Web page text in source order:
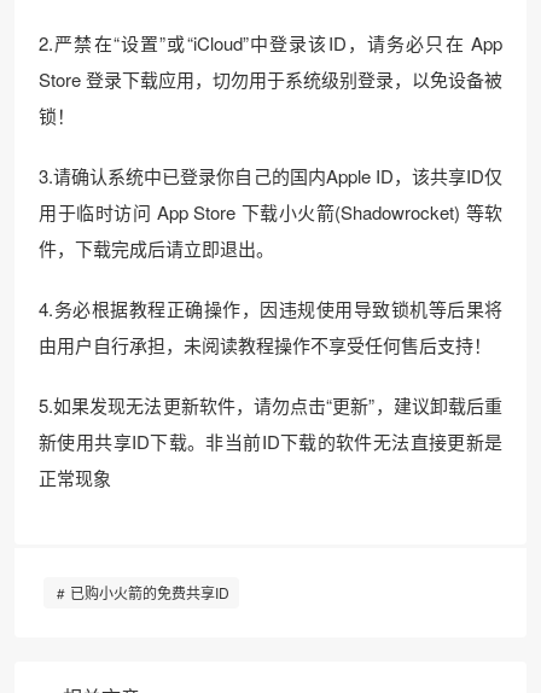
2.严禁在“设置”或“iCloud”中登录该ID，请务必只在 App
Store 登录下载应用，切勿用于系统级别登录，以免设备被
锁！
3.请确认系统中已登录你自己的国内Apple ID，该共享ID仅
用于临时访问 App Store 下载小火箭(Shadowrocket) 等软
件，下载完成后请立即退出。
4.务必根据教程正确操作，因违规使用导致锁机等后果将
由用户自行承担，未阅读教程操作不享受任何售后支持！
5.如果发现无法更新软件，请勿点击“更新”，建议卸载后重
新使用共享ID下载。非当前ID下载的软件无法直接更新是
正常现象
已购小火箭的免费共享ID